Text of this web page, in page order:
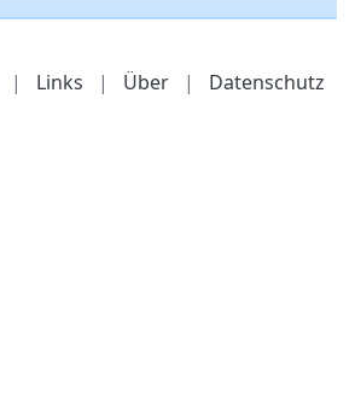
| Links | Über | Datenschutz